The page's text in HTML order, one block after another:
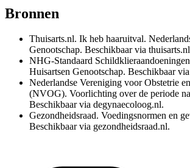
Bronnen
Thuisarts.nl. Ik heb haaruitval.
Genootschap. Beschikbaar via
NHG-Standaard
Huisartsen Genootschap. Beschikbaar
Nederlandse Vereniging voor Obstetrie
(NVOG). Voorlichting over de periode
Beschikbaar via degynaecoloog.nl.
Gezondheidsraad. Voedingsnormen en
Beschikbaar via gezondheidsraad.nl.